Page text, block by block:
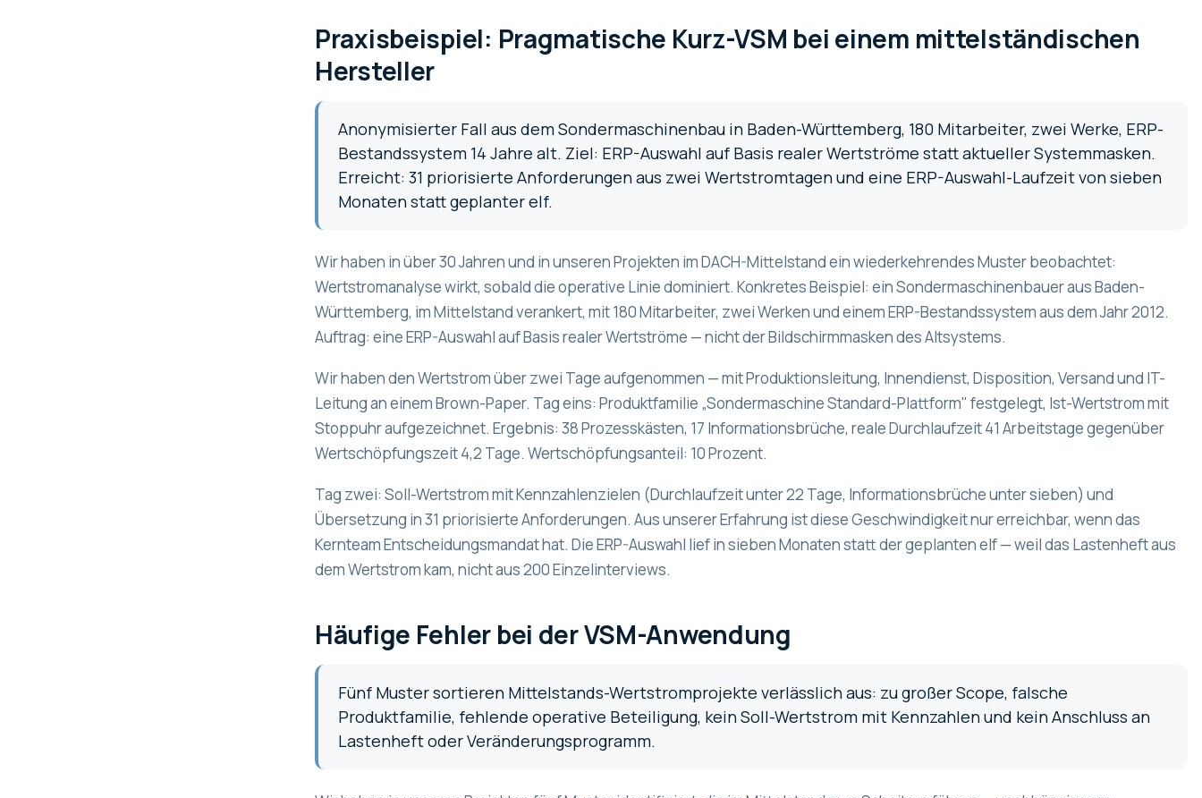
Praxisbeispiel: Pragmatische Kurz-VSM bei einem mittelständischen
Hersteller
Anonymisierter Fall aus dem Sondermaschinenbau in Baden-Württemberg, 180 Mitarbeiter, zwei Werke, ERP-
Bestandssystem 14 Jahre alt. Ziel: ERP-Auswahl auf Basis realer Wertströme statt aktueller Systemmasken.
Erreicht: 31 priorisierte Anforderungen aus zwei Wertstromtagen und eine ERP-Auswahl-Laufzeit von sieben
Monaten statt geplanter elf.
Wir haben in über 30 Jahren und in unseren Projekten im DACH-Mittelstand ein wiederkehrendes Muster beobachtet:
Wertstromanalyse wirkt, sobald die operative Linie dominiert. Konkretes Beispiel: ein Sondermaschinenbauer aus Baden-
Württemberg, im Mittelstand verankert, mit 180 Mitarbeiter, zwei Werken und einem ERP-Bestandssystem aus dem Jahr 2012.
Auftrag: eine ERP-Auswahl auf Basis realer Wertströme — nicht der Bildschirmmasken des Altsystems.
Wir haben den Wertstrom über zwei Tage aufgenommen — mit Produktionsleitung, Innendienst, Disposition, Versand und IT-
Leitung an einem Brown-Paper. Tag eins: Produktfamilie „Sondermaschine Standard-Plattform" festgelegt, Ist-Wertstrom mit
Stoppuhr aufgezeichnet. Ergebnis: 38 Prozesskästen, 17 Informationsbrüche, reale Durchlaufzeit 41 Arbeitstage gegenüber
Wertschöpfungszeit 4,2 Tage. Wertschöpfungsanteil: 10 Prozent.
Tag zwei: Soll-Wertstrom mit Kennzahlenzielen (Durchlaufzeit unter 22 Tage, Informationsbrüche unter sieben) und
Übersetzung in 31 priorisierte Anforderungen. Aus unserer Erfahrung ist diese Geschwindigkeit nur erreichbar, wenn das
Kernteam Entscheidungsmandat hat. Die ERP-Auswahl lief in sieben Monaten statt der geplanten elf — weil das Lastenheft aus
dem Wertstrom kam, nicht aus 200 Einzelinterviews.
Häufige Fehler bei der VSM-Anwendung
Fünf Muster sortieren Mittelstands-Wertstromprojekte verlässlich aus: zu großer Scope, falsche
Produktfamilie, fehlende operative Beteiligung, kein Soll-Wertstrom mit Kennzahlen und kein Anschluss an
Lastenheft oder Veränderungsprogramm.